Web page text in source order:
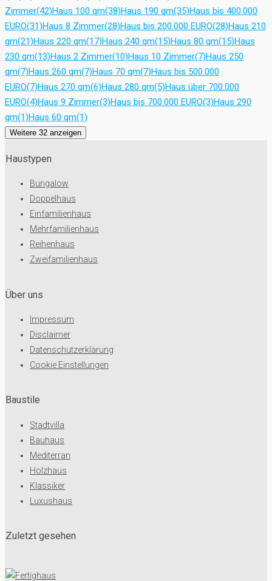
Zimmer(42)Haus 100 qm(38)Haus 190 qm(35)Haus bis 400.000
EURO(31)Haus 8 Zimmer(28)Haus bis 200.000 EURO(28)Haus 210
qm(21)Haus 220 qm(17)Haus 240 qm(15)Haus 80 qm(15)Haus
230 qm(13)Haus 2 Zimmer(10)Haus 10 Zimmer(7)Haus 250
qm(7)Haus 260 qm(7)Haus 70 qm(7)Haus bis 500.000
EURO(7)Haus 270 qm(6)Haus 280 qm(5)Haus über 700.000
EURO(4)Haus 9 Zimmer(3)Haus bis 700.000 EURO(3)Haus 290
qm(1)Haus 60 qm(1)
Weitere 32 anzeigen
Haustypen
Bungalow
Doppelhaus
Einfamilienhaus
Mehrfamilienhaus
Reihenhaus
Zweifamilienhaus
Baustile
Stadtvilla
Bauhaus
Mediterran
Holzhaus
Klassiker
Luxushaus
Über uns
Impressum
Disclaimer
Datenschutzerklärung
Cookie Einstellungen
Zuletzt gesehen